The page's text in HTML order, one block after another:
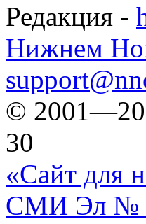
Редакция -
Нижнем
©
30
«Сайт для
СМИ Эл №